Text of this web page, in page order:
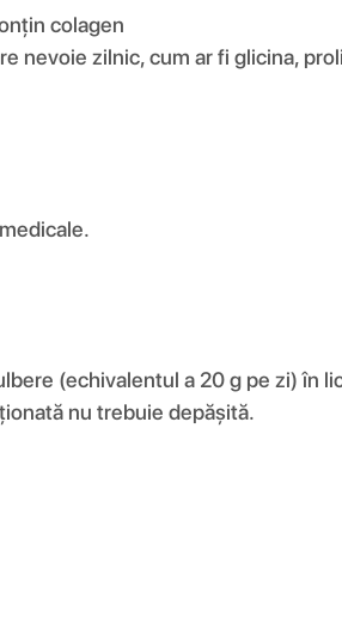
colagen
nevoie zilnic, cum ar fi glicina,
(echivalentul a 20 g pe zi) în
nu trebuie depășită.